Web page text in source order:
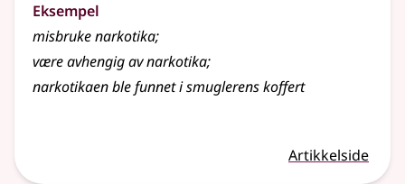
Eksempel
misbruke narkotika;
være avhengig av narkotika;
narkotikaen ble funnet i smuglerens koffert
Artikkelside